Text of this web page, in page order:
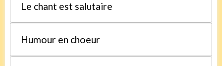
Le chant est salutaire
Humour en choeur